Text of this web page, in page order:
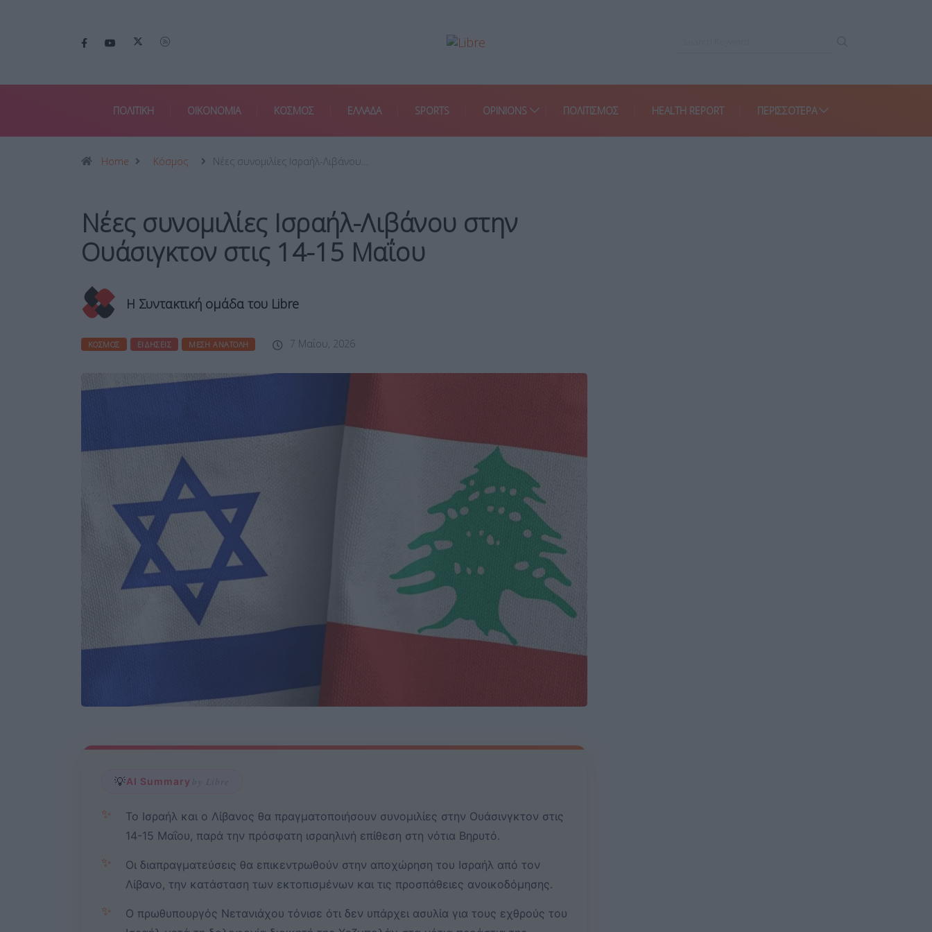
ΠΟΛΙΤΙΚΗ ΟΙΚΟΝΟΜΙΑ ΚΟΣΜΟΣ ΕΛΛΑΔΑ SPORTS OPINIONS ΠΟΛΙΤΙΣΜΟΣ HEALTH REPORT ΠΕΡΙΣΣΌΤΕΡΑ
Home Κόσμος Νέες συνομιλίες Ισραήλ-Λιβάνου…
Νέες συνομιλίες Ισραήλ-Λιβάνου στην
Ουάσιγκτον στις 14-15 Μαΐου
Η Συντακτική ομάδα του Libre
ΚΌΣΜΟΣ ΕΙΔΉΣΕΙΣ ΜΈΣΗ ΑΝΑΤΟΛΉ 7 Μαΐου, 2026
💡AI Summary by Libre
✨
Το Ισραήλ και ο Λίβανος θα πραγματοποιήσουν συνομιλίες στην Ουάσινγκτον στις
14-15 Μαΐου, παρά την πρόσφατη ισραηλινή επίθεση στη νότια Βηρυτό.
✨
Οι διαπραγματεύσεις θα επικεντρωθούν στην αποχώρηση του Ισραήλ από τον
Λίβανο, την κατάσταση των εκτοπισμένων και τις προσπάθειες ανοικοδόμησης.
✨
Ο πρωθυπουργός Νετανιάχου τόνισε ότι δεν υπάρχει ασυλία για τους εχθρούς του